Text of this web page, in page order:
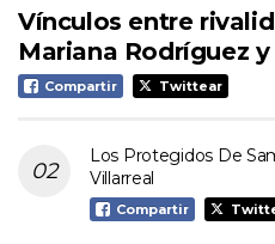
Vínculos entre
Mariana Rodríguez
Compartir Twittear
Los Protegidos De
Villarreal
Compartir